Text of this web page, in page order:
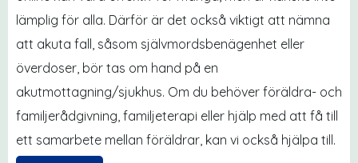
lämplig för alla. Därför är det också viktigt att nämna
att akuta fall, såsom självmordsbenägenhet eller
överdoser, bör tas om hand på en
akutmottagning/sjukhus. Om du behöver föräldra- och
familjerådgivning, familjeterapi eller hjälp med att få till
ett samarbete mellan föräldrar, kan vi också hjälpa till.